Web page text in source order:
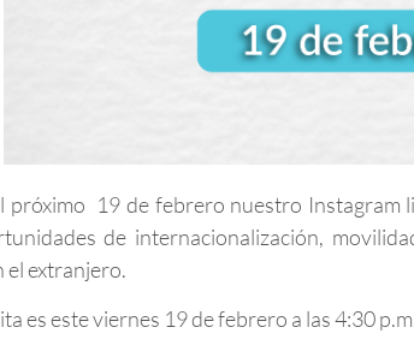
próximo 19 de febrero nuestro Instagram
de internacionalización,
el extranjero.
es este viernes 19 de febrero a las 4:30